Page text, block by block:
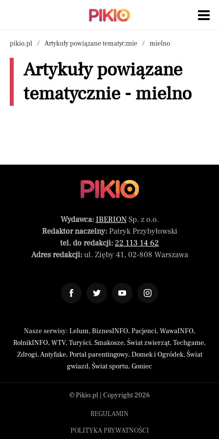
pikio.pl Artykuły powiązane tematycznie mielno
Artykuły powiązane
tematycznie - mielno
Wydawca: IBERIONSp. z o.o.
Redaktor naczelny:Patryk Przybyłowski
tel. do redakcji: 22 113 14 62
Adres redakcji:ul. Zięby 41, 02-808 Warszawa
Nasze serwisy: Lelum, BiznesINFO, Pacjenci, WawaINFO,
RolnikINFO, WTV, Turyści, Smakosze, Świat zwierząt, Techgame,
Zdrogi,Antyfake, Portal parentingowy, Domek i Ogródek, Świat
gwiazd, Świat sportu, Goniec
© Pikio.pl | Copyright 2026
REGULAMIN
POLITYKA PRYWATNOŚCI